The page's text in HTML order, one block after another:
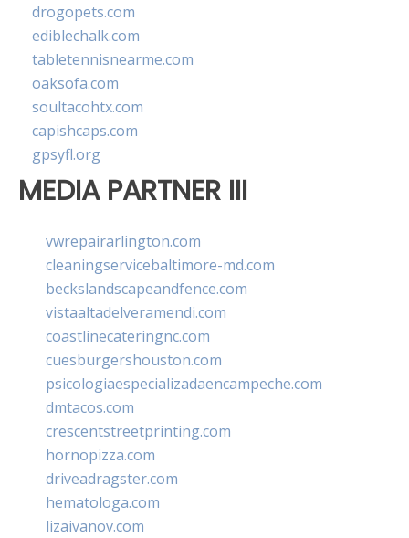
drogopets.com
ediblechalk.com
tabletennisnearme.com
oaksofa.com
soultacohtx.com
capishcaps.com
gpsyfl.org
MEDIA PARTNER III
vwrepairarlington.com
cleaningservicebaltimore-md.com
beckslandscapeandfence.com
vistaaltadelveramendi.com
coastlinecateringnc.com
cuesburgershouston.com
psicologiaespecializadaencampeche.com
dmtacos.com
crescentstreetprinting.com
hornopizza.com
driveadragster.com
hematologa.com
lizaivanov.com